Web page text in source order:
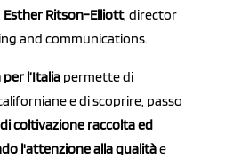
Esther Ritson-Elliott, director
and communications.
l’Italia permette di
e di scoprire, passo
coltivazione raccolta ed
l'attenzione alla qualitàe